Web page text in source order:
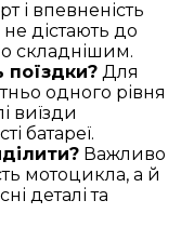
і впевненість
дістають до
складнішим.
поїздки? Для
одного рівня
виїзди
батареї.
Важливо
мотоцикла, а й
деталі та